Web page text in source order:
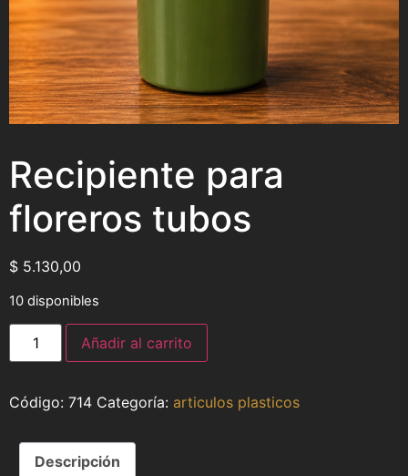
Recipiente para
floreros tubos
$ 5.130,00
10 disponibles
Añadir al carrito
714 Categoría: articulos plasticos
Descripción